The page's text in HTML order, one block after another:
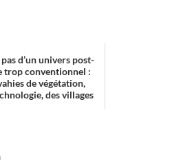
d’un univers post-
trop conventionnel :
de végétation,
des villages